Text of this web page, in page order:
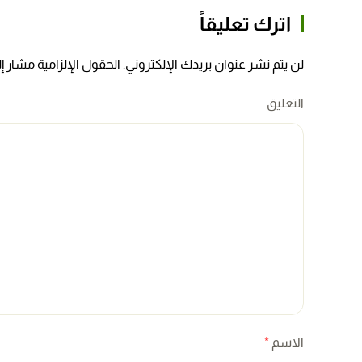
اترك تعليقاً
لن يتم نشر عنوان بريدك الإلكتروني. الحقول الإلزامية مشار
التعليق
الاسم *